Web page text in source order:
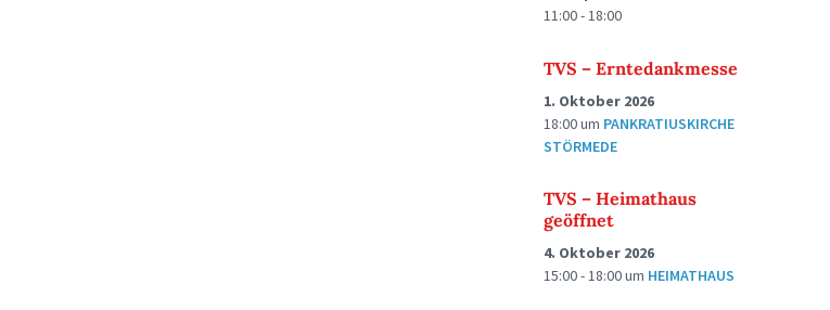
11:00 - 18:00
TVS – Erntedankmesse
1. Oktober 2026
18:00um PANKRATIUSKIRCHE
STÖRMEDE
TVS – Heimathaus
geöffnet
4. Oktober 2026
15:00 - 18:00um HEIMATHAUS